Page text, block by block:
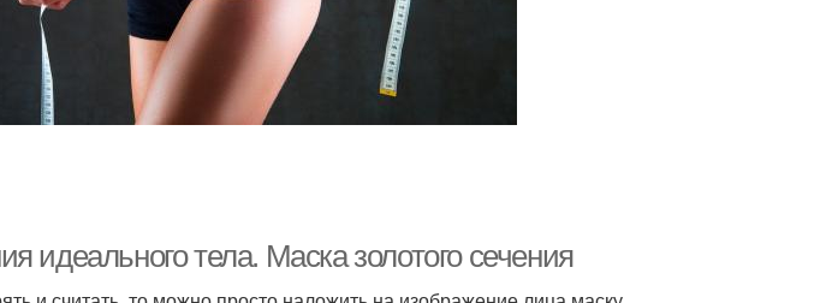
идеального тела. Маска золотого сечения